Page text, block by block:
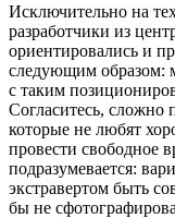
Исключительно на
разработчики из
ориентировались и
следующим образом:
с таким
Согласитесь, сложно
которые не любят
провести свободное
подразумевается:
экстравертом быть
бы не